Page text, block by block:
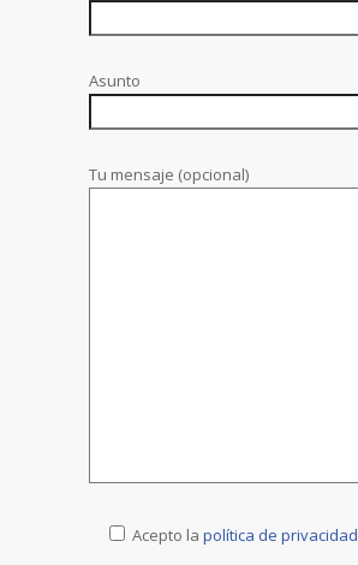
Asunto
Tu mensaje (opcional)
Acepto la política de privacidad